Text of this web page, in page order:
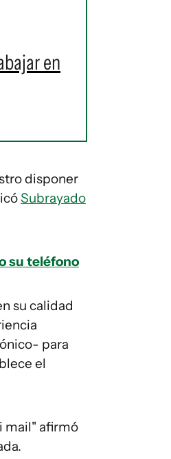
en
disponer
Subrayado
su teléfono
su calidad
para
el
mail" afirmó